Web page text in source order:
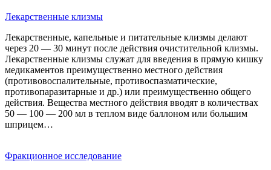
Лекарственные клизмы
Лекарственные, капельные и питательные клизмы делают
через 20 — 30 минут после действия очистительной клизмы.
Лекарственные клизмы служат для введения в прямую кишку
медикаментов преимущественно местного действия
(противовоспалительные, противоспазматические,
противопаразитарные и др.) или преимущественно общего
действия. Вещества местного действия вводят в количествах
50 — 100 — 200 мл в теплом виде баллоном или большим
шприцем…
Фракционное исследование